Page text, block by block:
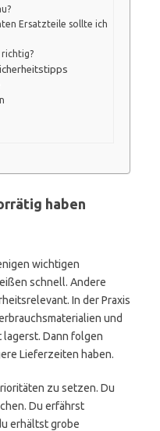
Ersatzteile sollte ich
haben
wichtigen
schnell. Andere
In der Praxis
und
Dann folgen
Lieferzeiten haben.
zu setzen. Du
Du erfährst
erhältst grobe